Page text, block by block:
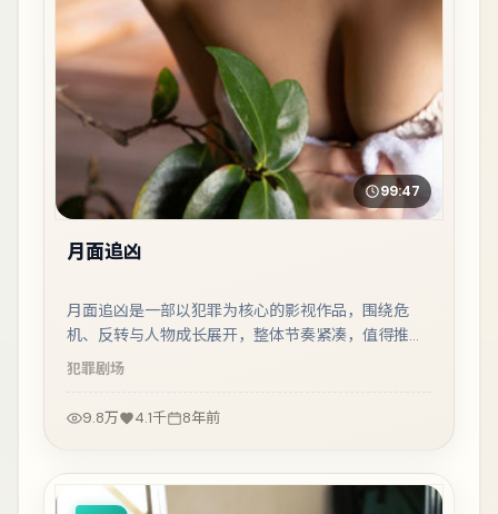
99:47
月面追凶
月面追凶是一部以犯罪为核心的影视作品，围绕危
机、反转与人物成长展开，整体节奏紧凑，值得推荐
观看。
犯罪剧场
9.8万 4.1千 8年前